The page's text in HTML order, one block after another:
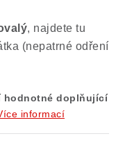
, najdete tu
(nepatrné odření
hodnotné doplňující
informací